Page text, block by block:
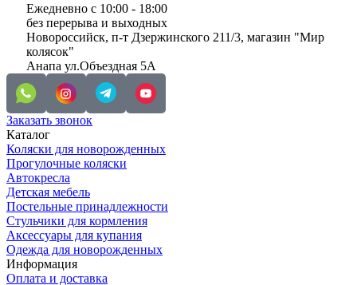
Ежедневно с 10:00 - 18:00
без перерыва и выходных
Новороссийск, п-т Дзержинского 211/3, магазин "Мир
колясок"
Анапа ул.Объездная 5А
Заказать звонок
Каталог
Коляски для новорожденных
Прогулочные коляски
Автокресла
Детская мебель
Постельные принадлежности
Стульчики для кормления
Аксессуары для купания
Одежда для новорожденных
Информация
Оплата и доставка